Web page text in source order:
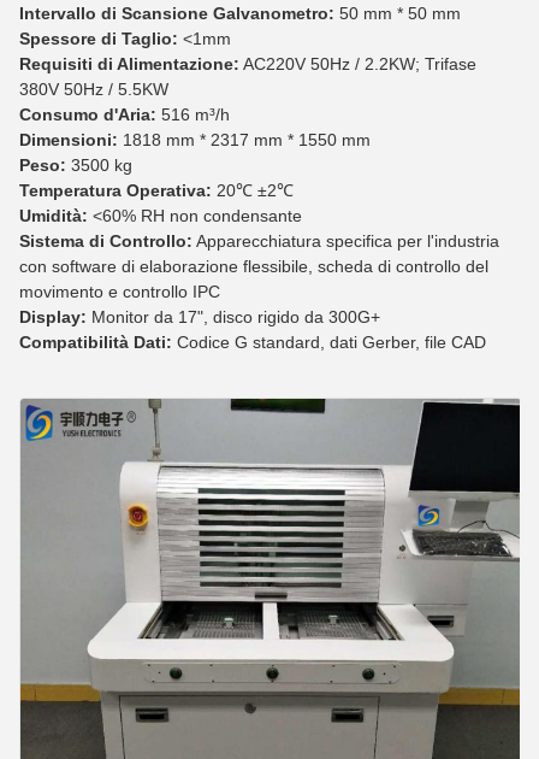
Intervallo di Scansione Galvanometro: 50 mm * 50 mm
Spessore di Taglio: <1mm
Requisiti di Alimentazione: AC220V 50Hz / 2.2KW; Trifase
380V 50Hz / 5.5KW
Consumo d'Aria: 516 m³/h
Dimensioni: 1818 mm * 2317 mm * 1550 mm
Peso: 3500 kg
Temperatura Operativa: 20℃ ±2℃
Umidità: <60% RH non condensante
Sistema di Controllo: Apparecchiatura specifica per l'industria
con software di elaborazione flessibile, scheda di controllo del
movimento e controllo IPC
Display: Monitor da 17", disco rigido da 300G+
Compatibilità Dati: Codice G standard, dati Gerber, file CAD